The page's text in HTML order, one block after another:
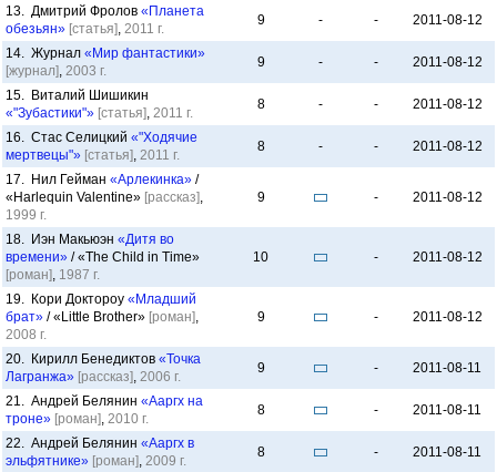
13. Дмитрий Фролов «Планета
обезьян» [статья], 2011 г.
9 - - 2011-08-12
14. Журнал «Мир фантастики»
[журнал], 2003 г.
9 - - 2011-08-12
15. Виталий Шишикин
«"Зубастики"» [статья], 2011 г.
8 - - 2011-08-12
16. Стас Селицкий «"Ходячие
мертвецы"» [статья], 2011 г.
8 - - 2011-08-12
17. Нил Гейман «Арлекинка» /
«Harlequin Valentine» [рассказ],
1999 г.
9 - 2011-08-12
18. Иэн Макьюэн «Дитя во
времени» / «The Child in Time»
[роман], 1987 г.
10 - 2011-08-12
19. Кори Доктороу «Младший
брат» / «Little Brother» [роман],
2008 г.
9 - 2011-08-12
20. Кирилл Бенедиктов «Точка
Лагранжа» [рассказ], 2006 г.
9 - 2011-08-11
21. Андрей Белянин «Ааргх на
троне» [роман], 2010 г.
8 - 2011-08-11
22. Андрей Белянин «Ааргх в
эльфятнике» [роман], 2009 г.
8 - 2011-08-11